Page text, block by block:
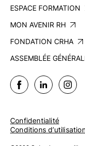
ESPACE FORMATION
MON AVENIR RH
FONDATION CRHA
ASSEMBLÉE
Confidentialité
Conditions